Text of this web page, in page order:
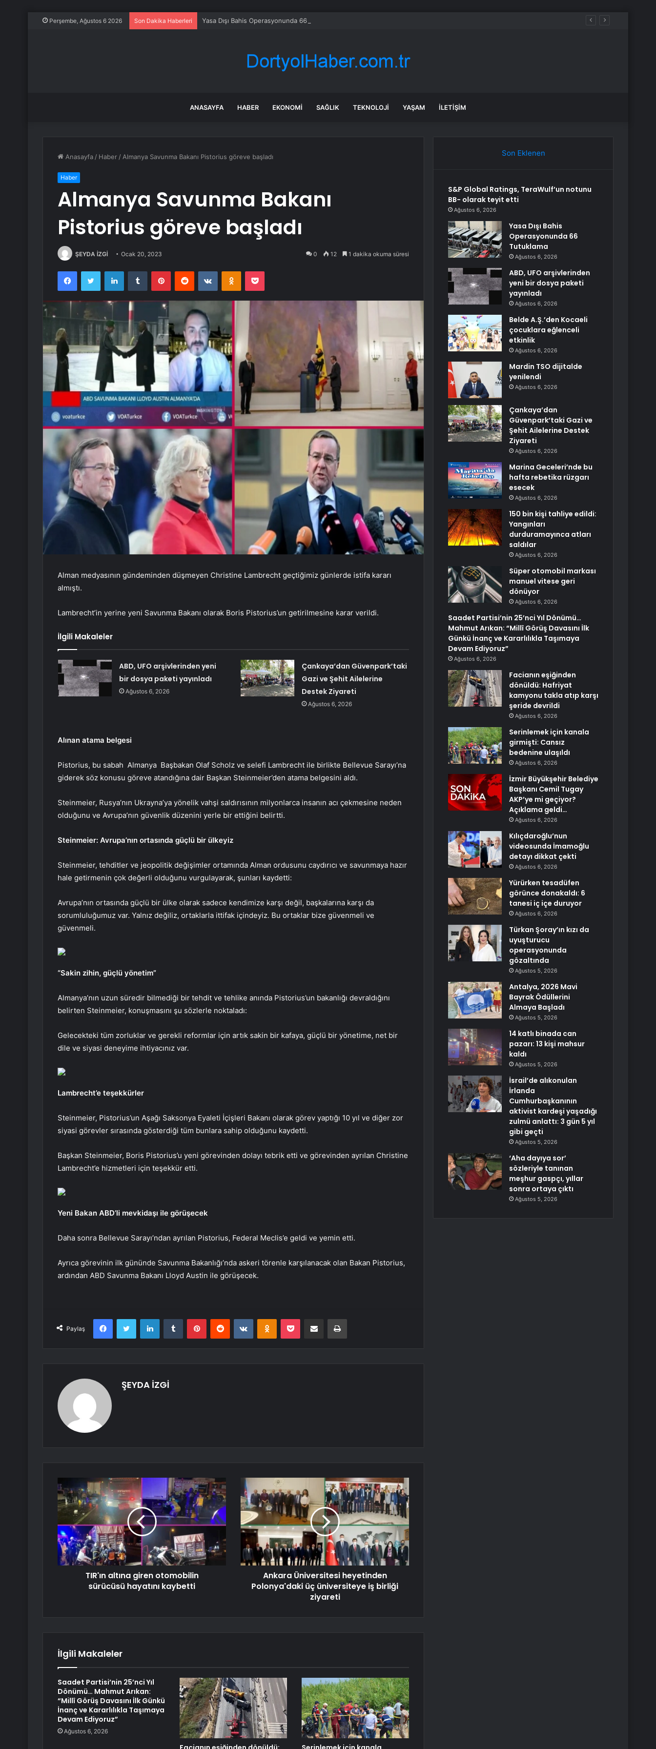
Perşembe, Ağustos 6 2026 Son Dakika Haberleri Yasa Dışı Bahis Operasyonunda 66 Tutuklama
ANASAYFA HABER EKONOMI SAĞLIK TEKNOLOJI YAŞAM İLETIŞIM
Anasayfa / Haber / Almanya Savunma Bakanı Pistorius göreve başladı
Haber
Almanya Savunma Bakanı
Pistorius göreve başladı
ŞEYDA İZGİ Ocak 20, 2023 0 12 1 dakika okuma süresi
FacebookTwitter LinkedInTumblr PinterestReddit VKontakteOdnoklassniki
Pocket
Alman medyasının gündeminden düşmeyen Christine Lambrecht geçtiğimiz günlerde istifa kararı
almıştı.
Lambrecht’in yerine yeni Savunma Bakanı olarak Boris Pistorius’un getirilmesine karar verildi.
İlgili Makaleler
ABD, UFO arşivlerinden yeni
bir dosya paketi yayınladı
Ağustos 6, 2026
Çankaya’dan Güvenpark’taki
Gazi ve Şehit Ailelerine
Destek Ziyareti
Ağustos 6, 2026
Alınan atama belgesi
Pistorius, bu sabah Almanya Başbakan Olaf Scholz ve selefi Lambrecht ile birlikte Bellevue Sarayı’na
giderek söz konusu göreve atandığına dair Başkan Steinmeier’den atama belgesini aldı.
Steinmeier, Rusya’nın Ukrayna’ya yönelik vahşi saldırısının milyonlarca insanın acı çekmesine neden
olduğunu ve Avrupa’nın güvenlik düzenini yerle bir ettiğini belirtti.
Steinmeier: Avrupa’nın ortasında güçlü bir ülkeyiz
Steinmeier, tehditler ve jeopolitik değişimler ortamında Alman ordusunu caydırıcı ve savunmaya hazır
hale getirmenin çok değerli olduğunu vurgulayarak, şunları kaydetti:
Avrupa’nın ortasında güçlü bir ülke olarak sadece kendimize karşı değil, başkalarına karşı da
sorumluluğumuz var. Yalnız değiliz, ortaklarla ittifak içindeyiz. Bu ortaklar bize güvenmeli ve
güvenmeli.
“Sakin zihin, güçlü yönetim”
Almanya’nın uzun süredir bilmediği bir tehdit ve tehlike anında Pistorius’un bakanlığı devraldığını
belirten Steinmeier, konuşmasını şu sözlerle noktaladı:
Gelecekteki tüm zorluklar ve gerekli reformlar için artık sakin bir kafaya, güçlü bir yönetime, net bir
dile ve siyasi deneyime ihtiyacınız var.
Lambrecht’e teşekkürler
Steinmeier, Pistorius’un Aşağı Saksonya Eyaleti İçişleri Bakanı olarak görev yaptığı 10 yıl ve diğer zor
siyasi görevler sırasında gösterdiği tüm bunlara sahip olduğunu kaydetti.
Başkan Steinmeier, Boris Pistorius’u yeni görevinden dolayı tebrik etti ve görevinden ayrılan Christine
Lambrecht’e hizmetleri için teşekkür etti.
Yeni Bakan ABD’li mevkidaşı ile görüşecek
Daha sonra Bellevue Sarayı’ndan ayrılan Pistorius, Federal Meclis’e geldi ve yemin etti.
Ayrıca görevinin ilk gününde Savunma Bakanlığı’nda askeri törenle karşılanacak olan Bakan Pistorius,
ardından ABD Savunma Bakanı Lloyd Austin ile görüşecek.
Paylaş
FacebookTwitter LinkedInTumblr PinterestReddit VKontakteOdnoklassniki
Pocket E-Posta ile paylaş Yazdır
ŞEYDA İZGİ
TIR'ın altına giren otomobilin
sürücüsü hayatını kaybetti
Ankara Üniversitesi heyetinden
Polonya'daki üç üniversiteye iş birliği
ziyareti
İlgili Makaleler
Saadet Partisi’nin 25’nci Yıl
Dönümü… Mahmut Arıkan:
“Millî Görüş Davasını İlk Günkü
İnanç ve Kararlılıkla Taşımaya
Devam Ediyoruz”
Ağustos 6, 2026
Son Eklenen
S&P Global Ratings, TeraWulf’un notunu
BB- olarak teyit etti
Ağustos 6, 2026
Yasa Dışı Bahis
Operasyonunda 66
Tutuklama
Ağustos 6, 2026
ABD, UFO arşivlerinden
yeni bir dosya paketi
yayınladı
Ağustos 6, 2026
Belde A.Ş.’den Kocaeli
çocuklara eğlenceli
etkinlik
Ağustos 6, 2026
Mardin TSO dijitalde
yenilendi
Ağustos 6, 2026
Çankaya’dan
Güvenpark’taki Gazi ve
Şehit Ailelerine Destek
Ziyareti
Ağustos 6, 2026
Marina Geceleri’nde bu
hafta rebetika rüzgarı
esecek
Ağustos 6, 2026
150 bin kişi tahliye edildi:
Yangınları
durduramayınca atları
saldılar
Ağustos 6, 2026
Süper otomobil markası
manuel vitese geri
dönüyor
Ağustos 6, 2026
Saadet Partisi’nin 25’nci Yıl Dönümü…
Mahmut Arıkan: “Millî Görüş Davasını İlk
Günkü İnanç ve Kararlılıkla Taşımaya
Devam Ediyoruz”
Ağustos 6, 2026
Facianın eşiğinden
dönüldü: Hafriyat
kamyonu takla atıp karşı
şeride devrildi
Ağustos 6, 2026
Serinlemek için kanala
girmişti: Cansız
bedenine ulaşıldı
Ağustos 6, 2026
İzmir Büyükşehir Belediye
Başkanı Cemil Tugay
AKP’ye mi geçiyor?
Açıklama geldi…
Ağustos 6, 2026
Kılıçdaroğlu’nun
videosunda İmamoğlu
detayı dikkat çekti
Ağustos 6, 2026
Yürürken tesadüfen
görünce donakaldı: 6
tanesi iç içe duruyor
Ağustos 6, 2026
Türkan Şoray’ın kızı da
uyuşturucu
operasyonunda
gözaltında
Ağustos 5, 2026
Antalya, 2026 Mavi
Bayrak Ödüllerini
Almaya Başladı
Ağustos 5, 2026
14 katlı binada can
pazarı: 13 kişi mahsur
kaldı
Ağustos 5, 2026
İsrail’de alıkonulan
İrlanda
Cumhurbaşkanının
aktivist kardeşi yaşadığı
zulmü anlattı: 3 gün 5 yıl
gibi geçti
Ağustos 5, 2026
‘Aha dayıya sor’
sözleriyle tanınan
meşhur gaspçı, yıllar
sonra ortaya çıktı
Ağustos 5, 2026